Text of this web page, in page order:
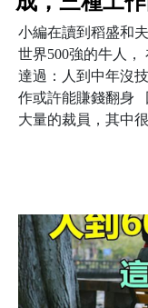
小編在讀到稻盛和
世界500強的牛人
達過：人到中年沒
作或許能賺錢翻身
大量的裁員，其中